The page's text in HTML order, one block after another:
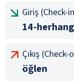
Giriş (Check-
14-
Çıkış
öğlen